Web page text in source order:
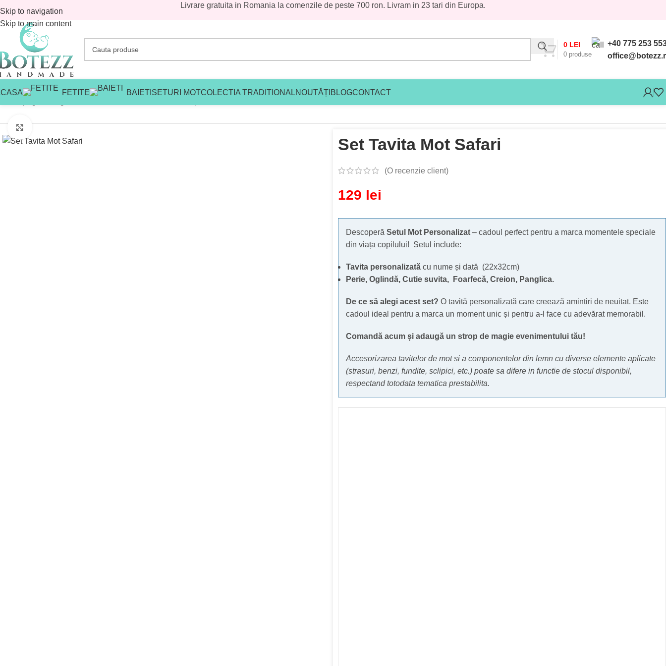
Skip to navigation
Skip to main content
Livrare gratuita in Romania la comenzile de peste 700 ron. Livram in 23 tari din Europa.
0 produse
0 LEI
+40 775 253
FETITE BAIETI SETURI MOTCOLECTIA TRADITIONALNOUTĂȚI BLOGCONTACT
Set Tavita Mot Safari
(O recenzie client)
129 lei
Descoperă Setul Mot Personalizat – cadoul perfect pentru a marca momentele speciale
din viața copilului! Setul include:
Tavita personalizată cu nume și dată (22x32cm)
Perie, Oglindă, Cutie suvita, Foarfecă, Creion, Panglica.
De ce să alegi acest set? O tavită personalizată care creează amintiri de neuitat. Este
cadoul ideal pentru a marca un moment unic și pentru a-l face cu adevărat memorabil.
Comandă acum și adaugă un strop de magie evenimentului tău!
Accesorizarea tavitelor de mot si a componentelor din lemn cu diverse elemente aplicate
(strasuri, benzi, fundite, sclipici, etc.) poate sa difere in functie de stocul disponibil,
respectand totodata tematica prestabilita.